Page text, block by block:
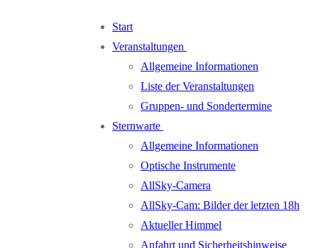
Start
Veranstaltungen
Allgemeine Informationen
Liste der Veranstaltungen
Gruppen- und Sondertermine
Sternwarte
Allgemeine Informationen
Optische Instrumente
AllSky-Camera
AllSky-Cam: Bilder der letzten 18h
Aktueller Himmel
Anfahrt und Sicherheitshinweise